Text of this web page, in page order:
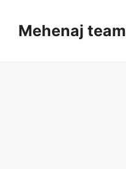
contentMehenaj team